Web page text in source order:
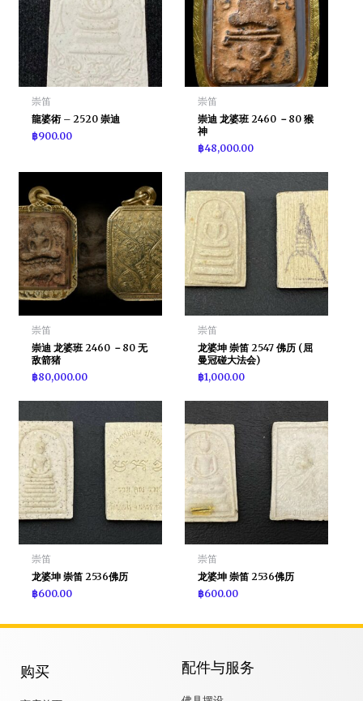
崇笛
龍婆術 – 2520 崇迪
฿900.00
崇笛
崇迪 龙婆班 2460 －80 猴
神
฿48,000.00
崇笛
崇迪 龙婆班 2460 －80 无
敌箭猪
฿80,000.00
崇笛
龙婆坤 崇笛 2547 佛历 (屈
曼冠碰大法会)
฿1,000.00
崇笛
龙婆坤 崇笛 2536佛历
฿600.00
崇笛
龙婆坤 崇笛 2536佛历
฿600.00
购买 配件与服务